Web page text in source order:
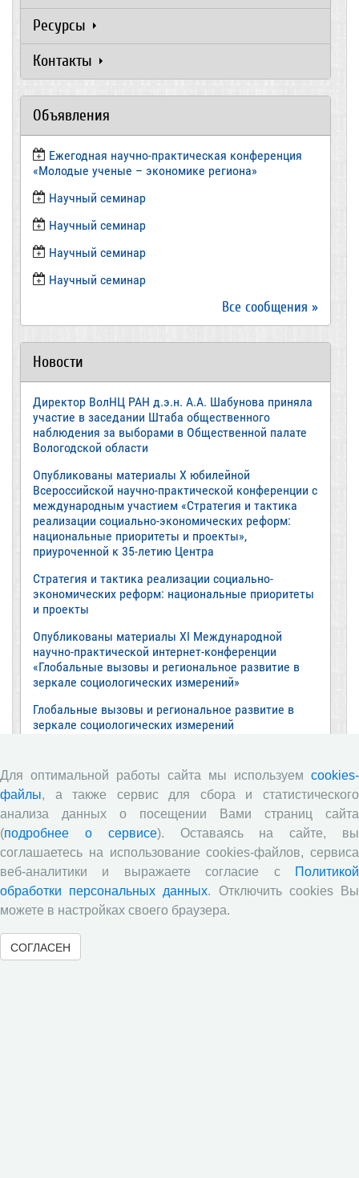
Ресурсы
Контакты
Объявления
Ежегодная научно-практическая конференция
«Молодые ученые – экономике региона»
​Научный семинар
​Научный семинар
Научный семинар
​Научный семинар
Все сообщения »
Новости
Директор ВолНЦ РАН д.э.н. А.А. Шабунова приняла
участие в заседании Штаба общественного
наблюдения за выборами в Общественной палате
Вологодской области
Опубликованы материалы X юбилейной
Всероссийской научно-практической конференции с
международным участием «Стратегия и тактика
реализации социально-экономических реформ:
национальные приоритеты и проекты»,
приуроченной к 35-летию Центра
Стратегия и тактика реализации социально-
экономических реформ: национальные приоритеты
и проекты
Опубликованы материалы XI Международной
научно-практической интернет-конференции
«Глобальные вызовы и региональное развитие в
зеркале социологических измерений»
Глобальные вызовы и региональное развитие в
зеркале социологических измерений
Обзор научных публикаций
Е.В. Лукин: обзор заметки «Вологодчина
«взлетела» в рейтинге промышленного
производства», газета «Красный север», № 74, 11
июля, 2018 г.
Экспертное мнение А.И. Поваровой: обзор
статьи «Регионам хватит денег», газета «Известия»,
№88, 2018 г.
Для оптимальной работы сайта мы используем cookies-
файлы, а также сервис для сбора и статистического
анализа данных о посещении Вами страниц сайта
(подробнее о сервисе). Оставаясь на сайте, вы
соглашаетесь на использование cookies-файлов, сервиса
веб-аналитики и выражаете согласие с
Политикой
обработки персональных данных. Отключить cookies Вы
можете в настройках своего браузера.
СОГЛАСЕН